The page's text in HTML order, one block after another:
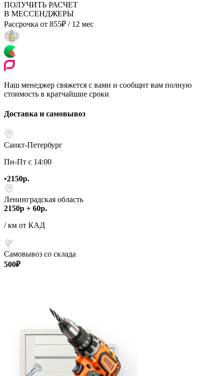
ПОЛУЧИТЬ РАСЧЕТ
В МЕССЕНДЖЕРЫ
Рассрочка от 855₽ / 12 мес
Наш менеджер свяжется с вами и сообщит вам полную
стоимость в кратчайшие сроки
Доставка и самовывоз
Санкт-Петербург
Пн-Пт с 14:00
•2150р.
Ленинградская область
2150р + 60р.
/ км от КАД
Самовывоз со склада
500₽